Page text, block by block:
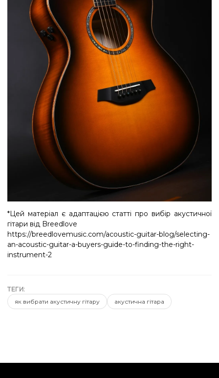
*Цей матеріал є адаптацією статті про вибір акустичної
гітари від Breedlove
https://breedlovemusic.com/acoustic-guitar-blog/selecting-
an-acoustic-guitar-a-buyers-guide-to-finding-the-right-
instrument-2
ТЕГИ:
як вибрати акустичну гітару
акустична гітара